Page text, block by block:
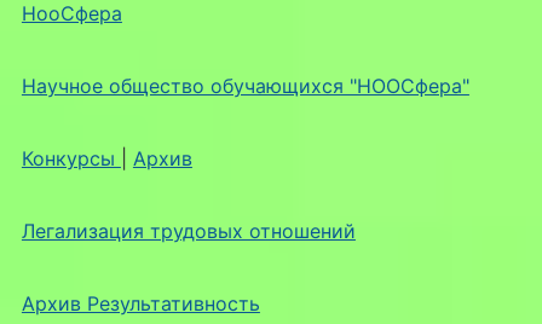
НооСфера
Научное общество обучающихся "НООСфера"
Конкурсы Архив
Легализация трудовых отношений
Архив Результативность